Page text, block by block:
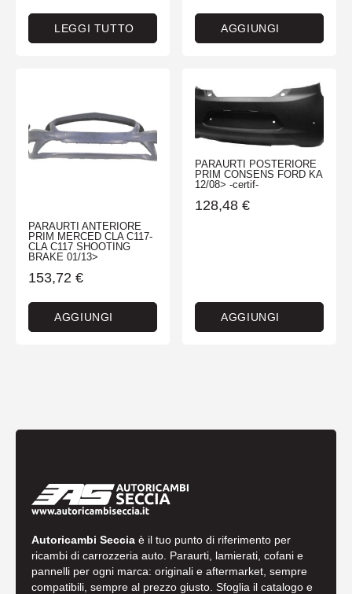
LEGGI TUTTO AGGIUNGI
PARAURTI ANTERIORE
PRIM MERCED CLA C117-
CLA C117 SHOOTING
BRAKE 01/13>
153,72 €
AGGIUNGI
PARAURTI POSTERIORE
PRIM CONSENS FORD KA
12/08> -certif-
128,48 €
AGGIUNGI
Autoricambi Seccia è il tuo punto di riferimento per
ricambi di carrozzeria auto. Paraurti, lamierati, cofani e
pannelli per ogni marca: originali e aftermarket, sempre
compatibili, sempre al prezzo giusto. Sfoglia il catalogo e